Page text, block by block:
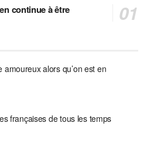
continue à être
alors qu’on est en
françaises de tous les temps